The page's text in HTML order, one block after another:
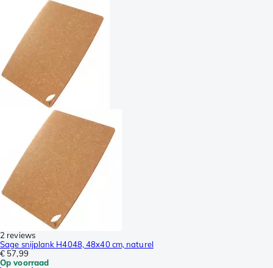
2 reviews
Sage snijplank H4048, 48x40 cm, naturel
€ 57,99
Op voorraad